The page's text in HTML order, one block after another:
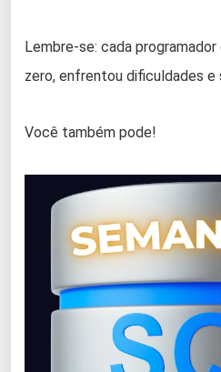
Lembre-se: cada
zero, enfrentou dificuldades e
Você também pode!